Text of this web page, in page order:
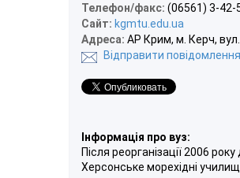
Телефон/факс: (06561) 3-42-
Сайт: kgmtu.edu.ua
Адреса: АР Крим, м. Керч,
Відправити повідомлення
Інформація про вуз:
Після реорганізації 2006
Херсонське морехідні